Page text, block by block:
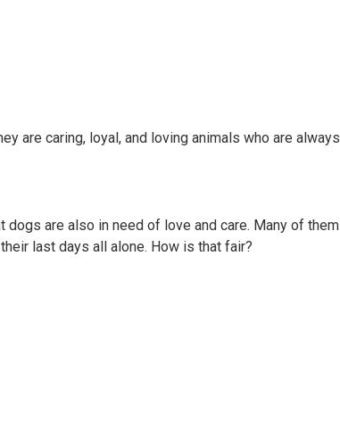
are caring, loyal, and loving animals who are always
dogs are also in need of love and care. Many of them
last days all alone. How is that fair?